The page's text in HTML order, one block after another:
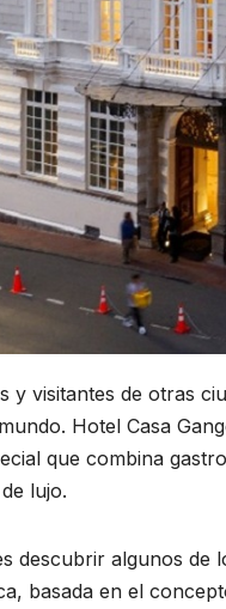
y visitantes de otras
Hotel Casa
que combina
lujo.
descubrir algunos
basada en el